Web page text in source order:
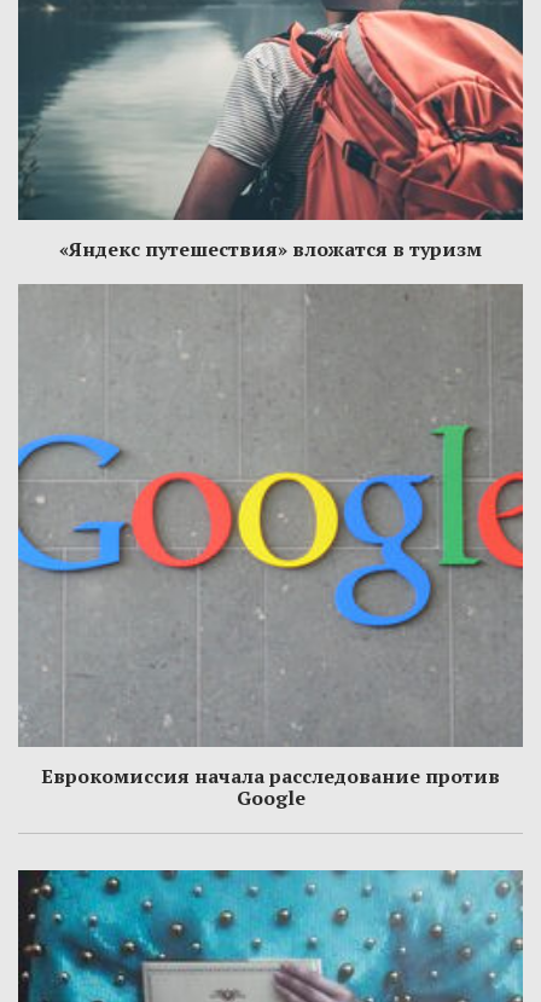
«Яндекс путешествия» вложатся в туризм
Еврокомиссия начала расследование против
Google